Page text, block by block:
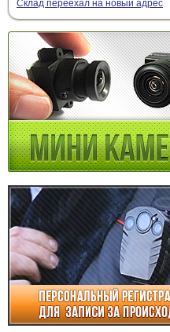
Склад переехал на новый адрес